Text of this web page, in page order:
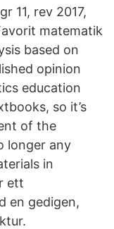
11, rev 2017,
matematik
based on
opinion
education
so it’s
of the
longer any
in
ett
en gedigen,